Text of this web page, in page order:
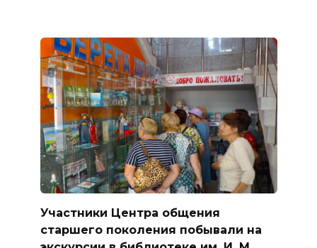
Участники Центра общения
старшего поколения побывали на